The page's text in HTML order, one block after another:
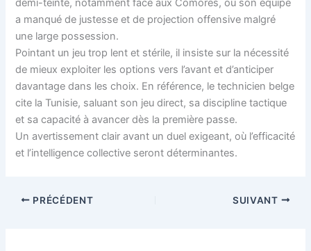
demi-teinte, notamment face aux Comores, où son équipe
a manqué de justesse et de projection offensive malgré
une large possession.
Pointant un jeu trop lent et stérile, il insiste sur la nécessité
de mieux exploiter les options vers l’avant et d’anticiper
davantage dans les choix. En référence, le technicien belge
cite la Tunisie, saluant son jeu direct, sa discipline tactique
et sa capacité à avancer dès la première passe.
Un avertissement clair avant un duel exigeant, où l’efficacité
et l’intelligence collective seront déterminantes.
PRÉCÉDENT SUIVANT